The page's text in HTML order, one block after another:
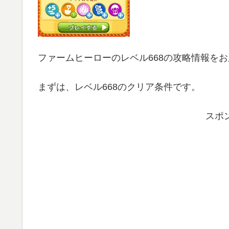
ファームヒーローのレベル668の攻略情報をお
まずは、レベル668のクリア条件です。
スポ